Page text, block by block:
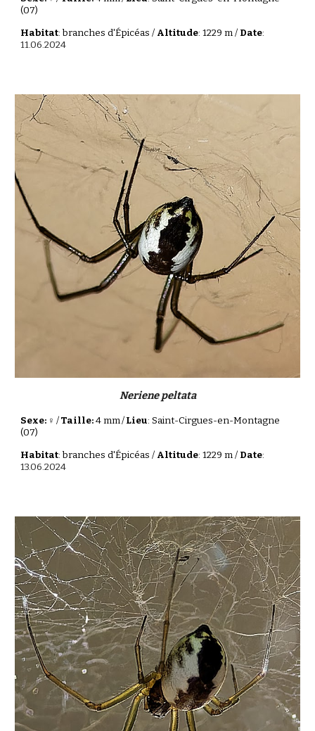
(07)
Habitat: branches d'Épicéas / Altitude: 1229 m / Date:
11.06.2024
Neriene peltata
Sexe: ♀/Taille:4 mm/Lieu: Saint-Cirgues-en-Montagne
(07)
Habitat: branches d'Épicéas / Altitude: 1229 m / Date:
13.06.2024